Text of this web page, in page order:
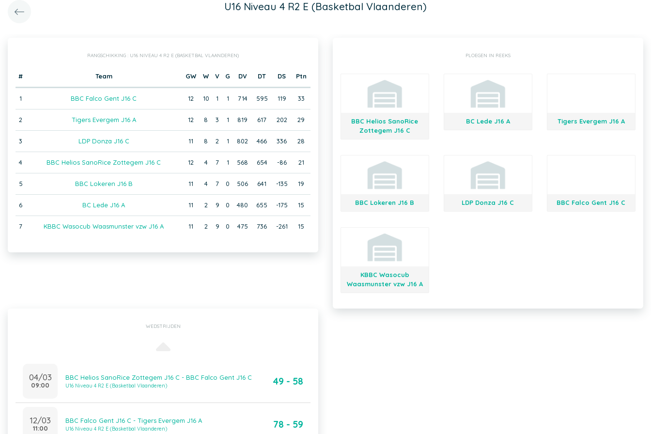
U16 Niveau 4 R2 E (Basketbal Vlaanderen)
RANGSCHIKKING : U16 NIVEAU 4 R2 E (BASKETBAL VLAANDEREN)
# Team GW W V G DV DT DS Ptn
1 BBC Falco Gent J16 C 12 10 1 1 714 595 119 33
2 Tigers Evergem J16 A 12 8 3 1 819 617 202 29
3 LDP Donza J16 C 11 8 2 1 802 466 336 28
4 BBC Helios SanoRice Zottegem J16 C 12 4 7 1 568 654 -86 21
5 BBC Lokeren J16 B 11 4 7 0 506 641 -135 19
6 BC Lede J16 A 11 2 9 0 480 655 -175 15
7 KBBC Wasocub Waasmunster vzw J16 A 11 2 9 0 475 736 -261 15
PLOEGEN IN REEKS
BBC Helios SanoRice
Zottegem J16 C
BC Lede J16 A Tigers Evergem J16 A
BBC Lokeren J16 B LDP Donza J16 C BBC Falco Gent J16 C
KBBC Wasocub
Waasmunster vzw J16 A
WEDSTRIJDEN
04/03
09:00
BBC Helios SanoRice Zottegem J16 C - BBC Falco Gent J16 C
U16 Niveau 4 R2 E (Basketbal Vlaanderen) 49 - 58
12/03
11:00
BBC Falco Gent J16 C - Tigers Evergem J16 A
U16 Niveau 4 R2 E (Basketbal Vlaanderen) 78 - 59